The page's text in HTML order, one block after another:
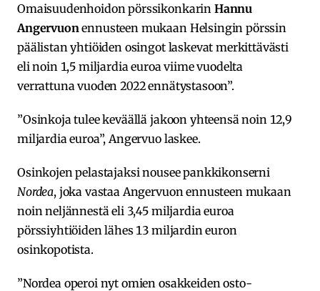
Omaisuudenhoidon pörssikonkarin Hannu
Angervuon ennusteen mukaan Helsingin pörssin
päälistan yhtiöiden osingot laskevat merkittävästi
eli noin 1,5 miljardia euroa viime vuodelta
verrattuna vuoden 2022 ennätystasoon”.
”Osinkoja tulee keväällä jakoon yhteensä noin 12,9
miljardia euroa”, Angervuo laskee.
Osinkojen pelastajaksi nousee pankkikonserni
Nordea, joka vastaa Angervuon ennusteen mukaan
noin neljännestä eli 3,45 miljardia euroa
pörssiyhtiöiden lähes 13 miljardin euron
osinkopotista.
”Nordea operoi nyt omien osakkeiden osto-